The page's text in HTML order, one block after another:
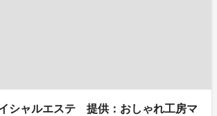
シャルエステ 提供：おしゃれ工房マ